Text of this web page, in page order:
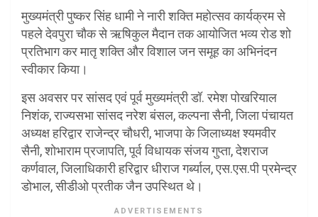
मुख्यमंत्री पुष्कर सिंह धामी ने नारी शक्ति महोत्सव कार्यक्रम से
पहले देवपुरा चौक से ऋषिकुल मैदान तक आयोजित भव्य रोड शो
प्रतिभाग कर मातृ शक्ति और विशाल जन समूह का अभिनंदन
स्वीकार किया।
इस अवसर पर सांसद एवं पूर्व मुख्यमंत्री डॉ. रमेश पोखरियाल
निशंक, राज्यसभा सांसद नरेश बंसल, कल्पना सैनी, जिला पंचायत
अध्यक्ष हरिद्वार राजेन्द्र चौधरी, भाजपा के जिलाध्यक्ष श्यमवीर
सैनी, शोभाराम प्रजापति, पूर्व विधायक संजय गुप्ता, देशराज
कर्णवाल, जिलाधिकारी हरिद्वार धीराज गर्ब्याल, एस.एस.पी प्रमेन्द्र
डोभाल, सीडीओ प्रतीक जैन उपस्थित थे।
ADVERTISEMENTS